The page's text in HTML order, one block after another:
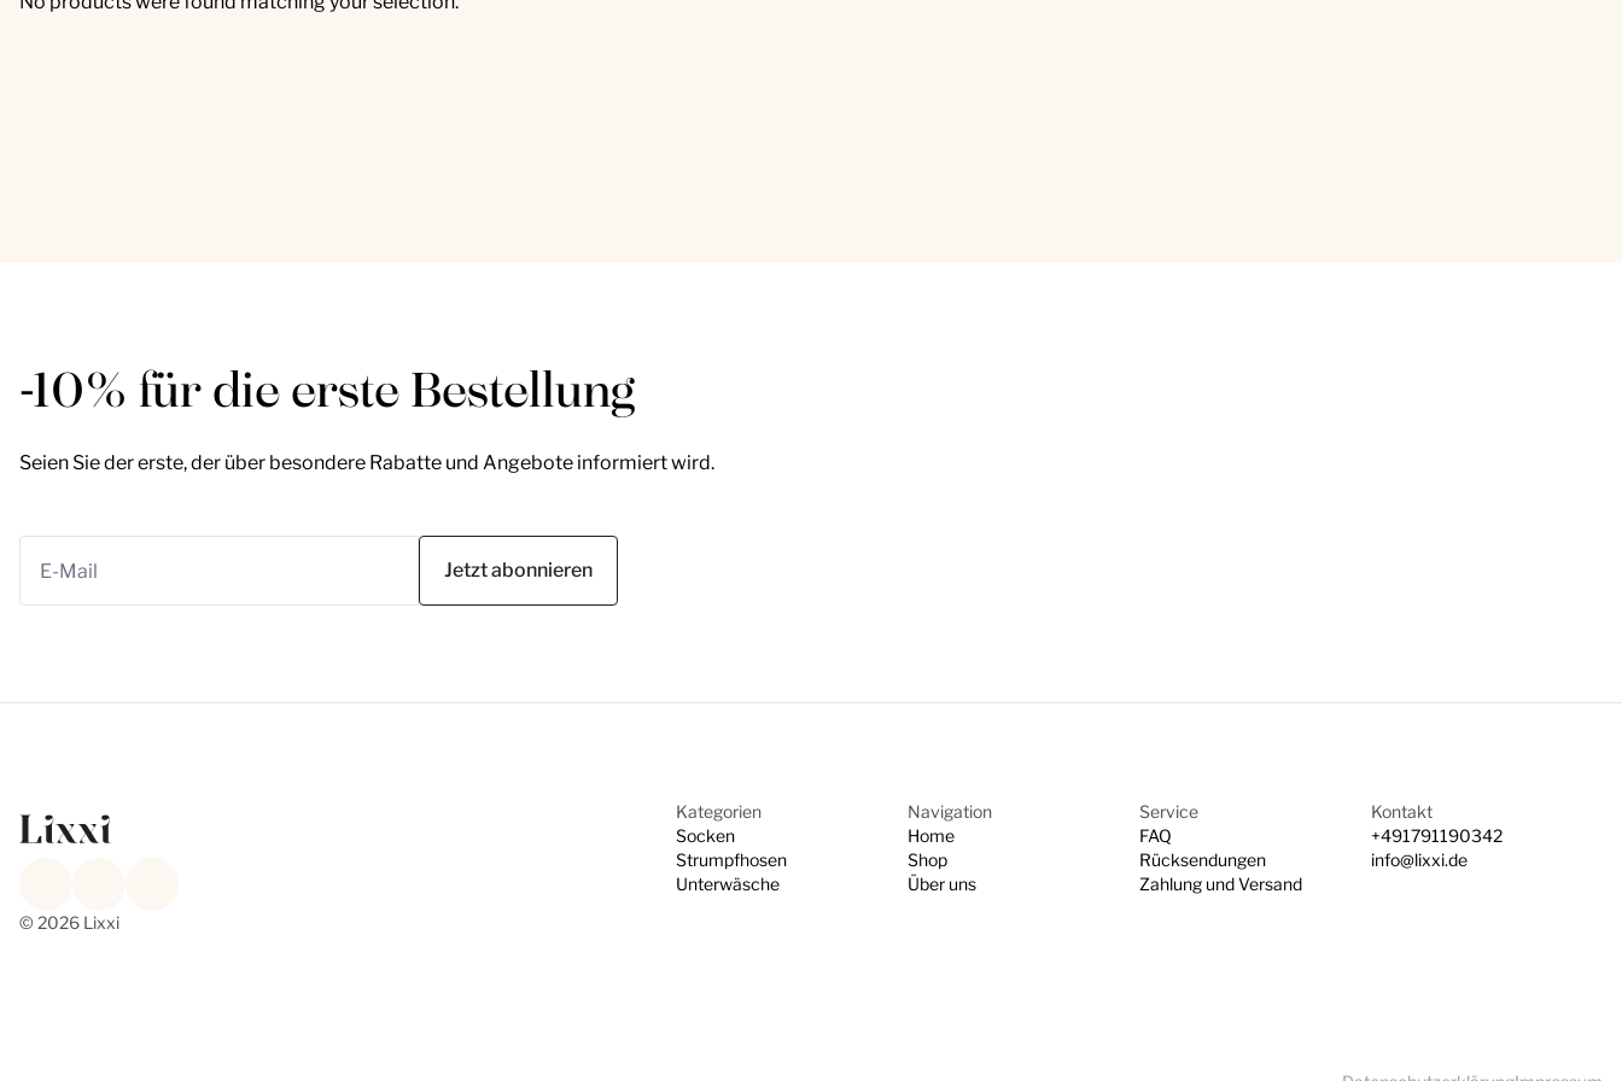
-10% für die erste Bestellung
Seien Sie der erste, der über besondere Rabatte und Angebote informiert wird.
Jetzt abonnieren
© 2026 Lixxi
Kategorien
Socken
Strumpfhosen
Unterwäsche
Navigation
Home
Shop
Über uns
Service
FAQ
Rücksendungen
Zahlung und Versand
Kontakt
+491791190342
info@lixxi.de